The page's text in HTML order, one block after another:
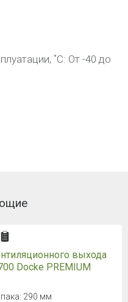
˚С: От -40 до
выхода
Docke PREMIUM
290 мм